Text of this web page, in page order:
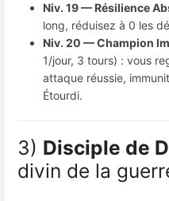
Niv. 19 — Résilience
long, réduisez à 0 les
Niv. 20 — Champion
1/jour, 3 tours) : vous
attaque réussie,
Étourdi.
3) Disciple de
divin de la